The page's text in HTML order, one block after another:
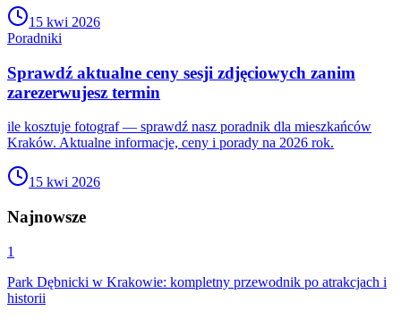
15 kwi 2026
Poradniki
Sprawdź aktualne ceny sesji zdjęciowych zanim
zarezerwujesz termin
ile kosztuje fotograf — sprawdź nasz poradnik dla mieszkańców
Kraków. Aktualne informacje, ceny i porady na 2026 rok.
15 kwi 2026
Najnowsze
1
Park Dębnicki w Krakowie: kompletny przewodnik po atrakcjach i
historii